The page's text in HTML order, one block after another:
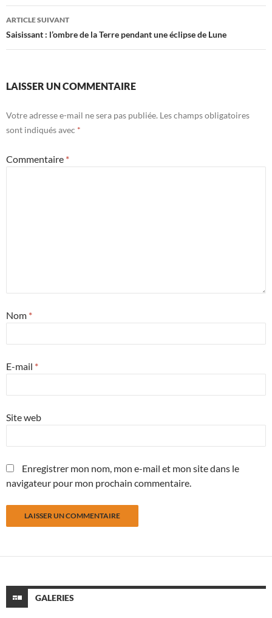
articles
ARTICLE SUIVANT
Saisissant : l’ombre de la Terre pendant une éclipse de Lune
LAISSER UN COMMENTAIRE
Votre adresse e-mail ne sera pas publiée. Les champs obligatoires
sont indiqués avec *
Commentaire *
Nom *
E-mail *
Site web
Enregistrer mon nom, mon e-mail et mon site dans le
navigateur pour mon prochain commentaire.
GALERIES